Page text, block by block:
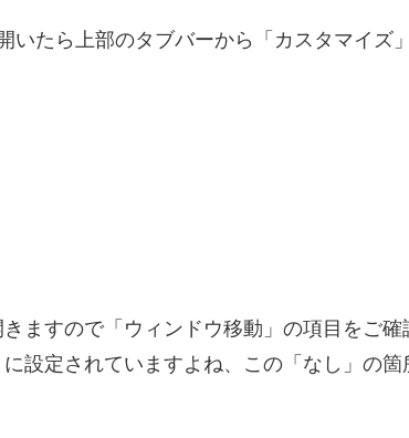
いたら上部のタブバーから「カスタマイズ
ますので「ウィンドウ移動」の項目をご
設定されていますよね、この「なし」の箇